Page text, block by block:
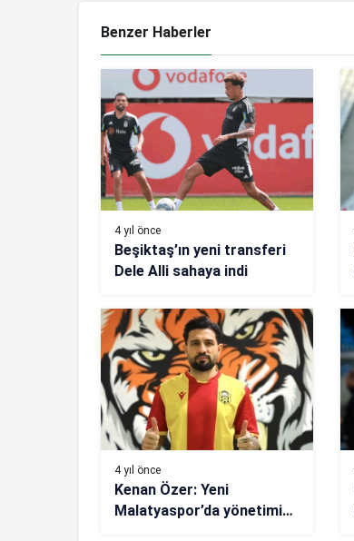
Benzer Haberler
4 yıl önce
Beşiktaş’ın yeni transferi
Dele Alli sahaya indi
4 yıl önce
Kenan Özer: Yeni
Malatyaspor’da yönetimin